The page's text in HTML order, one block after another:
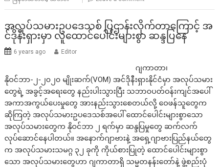
အလုပ်သမားဥပဒေသစ် ပြဌာန်းလိုက်တာကြောင့် အ
င်ဒိုနီးရှားမှာ လူထောင်ပေါင်းများစွာ ဆန္ဒပြနေ
6 years ago Editor
ဂျကာတာ၊
နိုဝင်ဘာ-၂-၂၀၂၀ မျိုးဆက်(VOM) အင်ဒိုနီးရှားနိုင်ငံမှာ အလုပ်သမား
တွေရဲ့ အခွင့်အရေးတွေ နည်းပါးသွားပြီး သဘာဝပတ်ဝန်းကျင်အပေါ်
အကာအကွယ်ပေးမှုတွေ အားနည်းသွားစေတယ်လို့ ဝေဖန်သူတွေက
ဆိုကြတဲ့ အလုပ်သမားဥပဒေသစ်အပေါ် ထောင်ပေါင်းများစွာသော
အလုပ်သမားတွေက နိုဝင်ဘာ ၂ ရက်မှာ ဆန္ဒပြမှုတွေ ဆက်လက်
လုပ်ဆောင်နေပါတယ်။ အနောက်ဂျာဗားနဲ့ အရှေ့ဂျာဗားပြည်နယ်တွေ
က အလုပ်သမားသမဂ္ဂ ၃၂ ခုကို ကိုယ်စားပြုတဲ့ ထောင်ပေါင်းများစွာ
သော အလုပ်သမားတွေဟာ ဂျကာတာရှိ သမ္မတနန်းတော်နဲ့ ဖွဲ့စည်းပုံ